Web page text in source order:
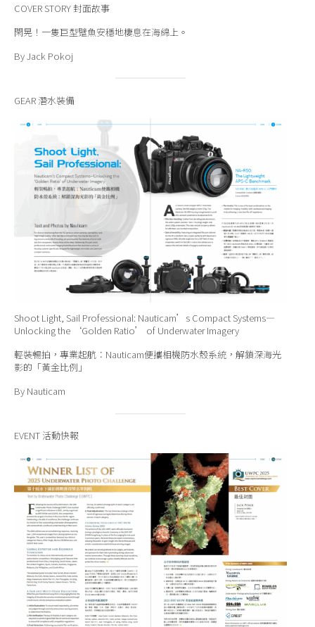
COVER STORY 封面故事
閑晃！一隻巨型躄魚安穩地棲息在海綿上。
By Jack Pokoj
GEAR 潛水裝備
Shoot Light, Sail Professional: Nauticam’s Compact Systems—
Unlocking the ‘Golden Ratio’ of Underwater Imagery
輕裝暢拍，專業起航：Nauticam便攜相機防水殼系統，解鎖深海光
影的「黃金比例」
By Nauticam
EVENT 活動快報